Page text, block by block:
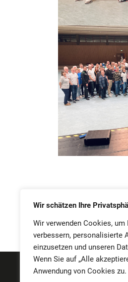
Wir schätzen Ihre
Wir verwenden Cookies, um
verbessern, personalisierte
einzusetzen und unseren
Wenn Sie auf „Alle
Anwendung von Cookies zu.
IMPRESSUM